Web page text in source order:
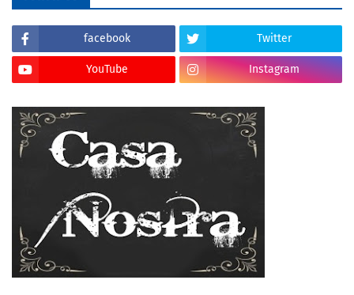
facebook Twitter
YouTube Instagram